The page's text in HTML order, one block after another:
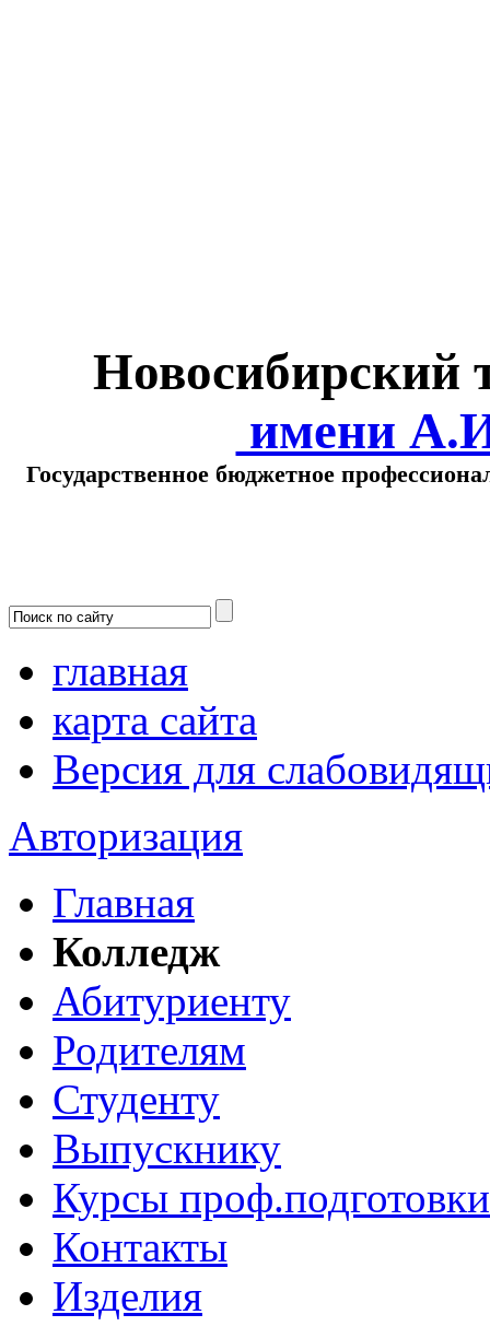
Новосибирский
имени
Государственное бюджетное
главная
карта сайта
Версия для
Авторизация
Главная
Колледж
Абитуриенту
Родителям
Студенту
Выпускнику
Курсы проф.подготовки
Контакты
Изделия